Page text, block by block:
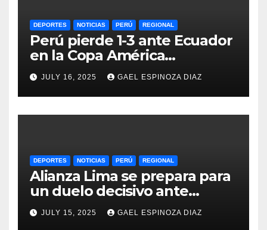
DEPORTES NOTICIAS PERÚ REGIONAL
Perú pierde 1-3 ante Ecuador
en la Copa América
Femenina y lidera el Grupo A
JULY 16, 2025 GAEL ESPINOZA DIAZ
DEPORTES NOTICIAS PERÚ REGIONAL
Alianza Lima se prepara para
un duelo decisivo ante
Gremio por la Sudamericana
2025
JULY 15, 2025 GAEL ESPINOZA DIAZ